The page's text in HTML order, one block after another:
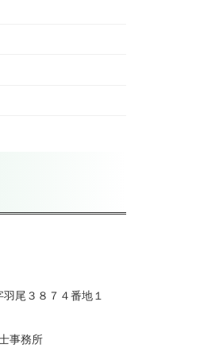
尾３８７４番地１
事務所